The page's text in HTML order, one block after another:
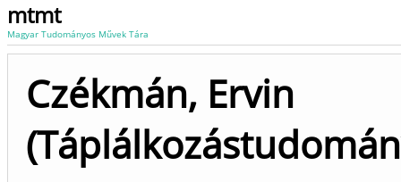
mtmt
Magyar Tudományos Művek Tára
Czékmán, Ervin